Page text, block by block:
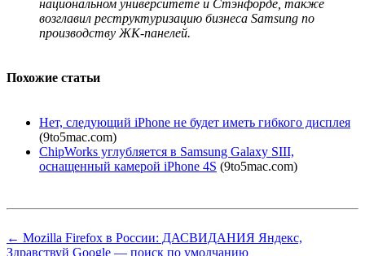
национальном университете и Стэнфорде, также
возглавил реструктуризацию бизнеса Samsung по
производству ЖК-панелей.
Похожие статьи
Нет, следующий iPhone не будет иметь гибкого дисплея
(9to5mac.com)
ChipWorks углубляется в Samsung Galaxy SIII,
оснащенный камерой iPhone 4S (9to5mac.com)
← Mozilla Firefox в России: ДАСВИДАНИЯ Яндекс,
Здравствуй Google — поиск по умолчанию